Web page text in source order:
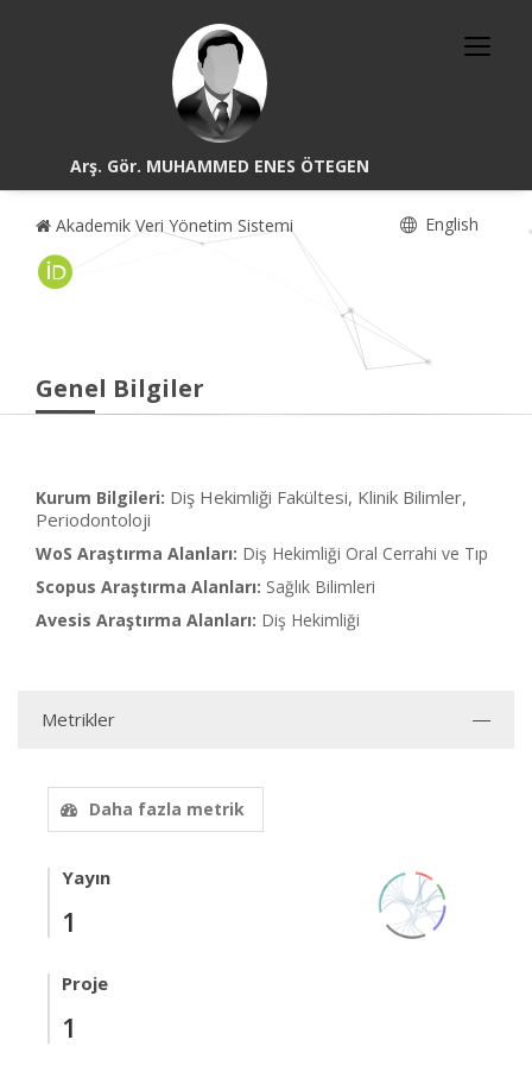
Arş. Gör. MUHAMMED ENES ÖTEGEN
Akademik Veri Yönetim Sistemi English
Genel Bilgiler
Kurum Bilgileri: Diş Hekimliği Fakültesi, Klinik Bilimler,
Periodontoloji
WoS Araştırma Alanları: Diş Hekimliği Oral Cerrahi ve Tıp
Scopus Araştırma Alanları: Sağlık Bilimleri
Avesis Araştırma Alanları: Diş Hekimliği
Metrikler
Daha fazla metrik
Yayın
1
Proje
1